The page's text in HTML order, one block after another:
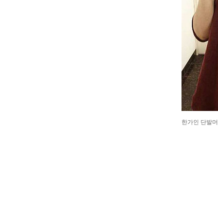
한가인 단발